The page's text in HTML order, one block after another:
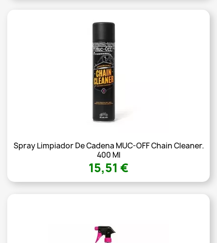
Spray Limpiador De Cadena MUC-OFF Chain Cleaner.
400 Ml
15,51 €